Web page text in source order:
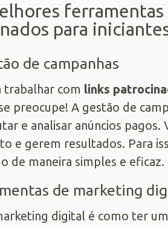
para
de campanhas
trabalhar com links
preocupe! A gestão de
e analisar anúncios pagos.
e gerem resultados. Para
de maneira simples e eficaz.
de marketing
digital é como ter